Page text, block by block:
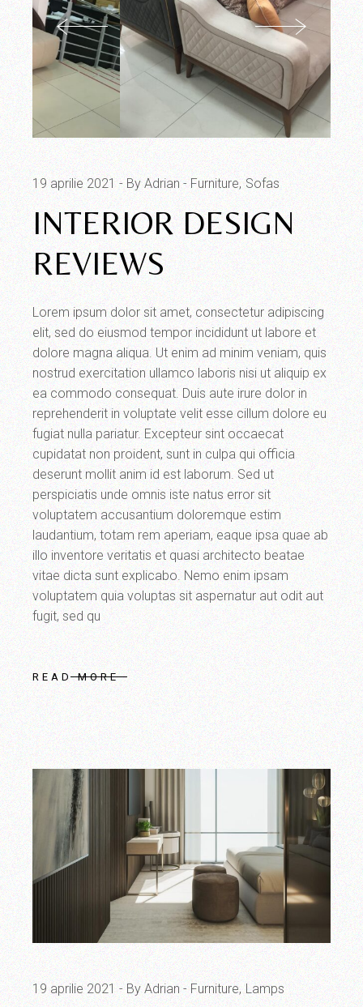
19 aprilie 2021 By Adrian Furniture Sofas
INTERIOR DESIGN
REVIEWS
Lorem ipsum dolor sit amet, consectetur adipiscing
elit, sed do eiusmod tempor incididunt ut labore et
dolore magna aliqua. Ut enim ad minim veniam, quis
nostrud exercitation ullamco laboris nisi ut aliquip ex
ea commodo consequat. Duis aute irure dolor in
reprehenderit in voluptate velit esse cillum dolore eu
fugiat nulla pariatur. Excepteur sint occaecat
cupidatat non proident, sunt in culpa qui officia
deserunt mollit anim id est laborum. Sed ut
perspiciatis unde omnis iste natus error sit
voluptatem accusantium doloremque estim
laudantium, totam rem aperiam, eaque ipsa quae ab
illo inventore veritatis et quasi architecto beatae
vitae dicta sunt explicabo. Nemo enim ipsam
voluptatem quia voluptas sit aspernatur aut odit aut
fugit, sed qu
READ MORE
19 aprilie 2021 By Adrian Furniture Lamps